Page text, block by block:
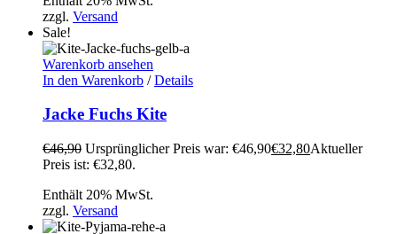
zzgl. Versand
Sale!
Warenkorb ansehen
In den Warenkorb / Details
Jacke Fuchs Kite
€46,90 Ursprünglicher Preis war: €46,90€32,80Aktueller
Preis ist: €32,80.
Enthält 20% MwSt.
zzgl. Versand